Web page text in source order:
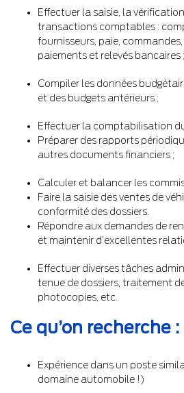
Effectuer la saisie, la
transactions comptables :
fournisseurs, paie,
paiements et relevés bancaires ;
Compiler les données
et des budgets antérieurs ;
Effectuer la comptabilisation
Préparer des rapports
autres documents financiers ;
Calculer et balancer les
Faire la saisie des ventes de
conformité des dossiers.
Répondre aux demandes de
et maintenir d’excellentes
Effectuer diverses tâches
tenue de dossiers, traitement
photocopies, etc.
Ce qu’on recherche :
Expérience dans un poste
domaine automobile !)